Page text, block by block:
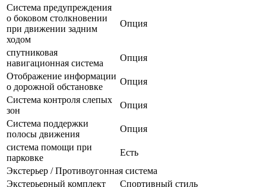
Система предупреждения
о боковом столкновении
при движении задним
ходом
Опция
спутниковая
навигационная система
Опция
Отображение информации
о дорожной обстановке
Опция
Система контроля слепых
зон
Опция
Система поддержки
полосы движения
Опция
система помощи при
парковке
Есть
Экстерьер / Противоугонная система
Экстерьерный комплект
Спортивный стиль